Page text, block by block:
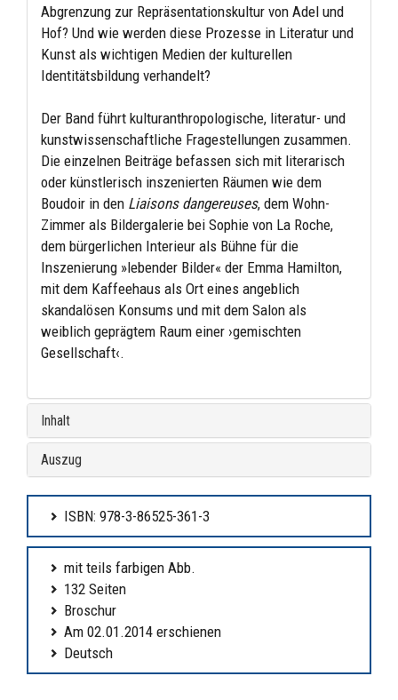
Abgrenzung zur Repräsentationskultur von Adel und
Hof? Und wie werden diese Prozesse in Literatur und
Kunst als wichtigen Medien der kulturellen
Identitätsbildung verhandelt?
Der Band führt kulturanthropologische, literatur- und
kunstwissenschaftliche Fragestellungen zusammen.
Die einzelnen Beiträge befassen sich mit literarisch
oder künstlerisch inszenierten Räumen wie dem
Boudoir in den Liaisons dangereuses, dem Wohn-
Zimmer als Bildergalerie bei Sophie von La Roche,
dem bürgerlichen Interieur als Bühne für die
Inszenierung »lebender Bilder« der Emma Hamilton,
mit dem Kaffeehaus als Ort eines angeblich
skandalösen Konsums und mit dem Salon als
weiblich geprägtem Raum einer ›gemischten
Gesellschaft‹.
Inhalt
Auszug
ISBN: 978-3-86525-361-3
mit teils farbigen Abb.
132 Seiten
Broschur
Am 02.01.2014 erschienen
Deutsch